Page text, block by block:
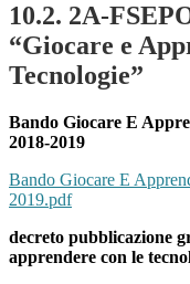
10.2. 2A-
“Giocare e
Tecnologie”
Bando Giocare E
2018-2019
Bando Giocare E
2019.pdf
decreto pubblicazione
apprendere con le